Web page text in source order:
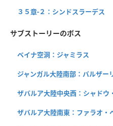
３５章-２：シンドスラーデス
サブストーリーのボス
ベイナ空洞：ジャミラス
ジャンガル大陸南部：バルザー
ザバルア大陸中央西：シャドウ
ザバルア大陸南東：ファラオ・